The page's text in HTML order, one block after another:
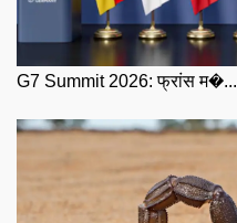
G7 Summit 2026: फ्रांस म�...